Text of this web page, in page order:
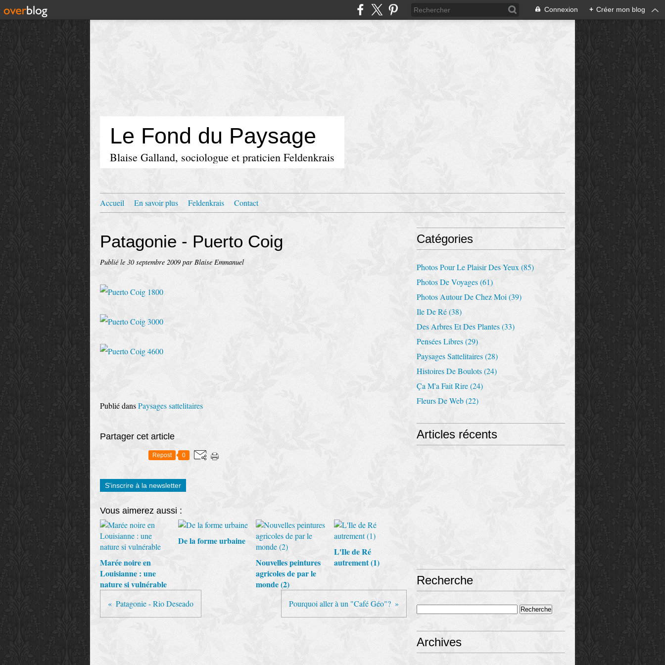
Connexion + Créer mon blog
Le Fond du Paysage
Blaise Galland, sociologue et praticien Feldenkrais
Accueil En savoir plus Feldenkrais Contact
Patagonie - Puerto Coig
Publié le 30 septembre 2009 par Blaise Emmanuel
Publié dansPaysages sattelitaires
Partager cet article
Repost 0
S'inscrire à la newsletter
Vous aimerez aussi :
Marée noire en
Louisianne : une
nature si vulnérable
De la forme urbaine
Nouvelles peintures
agricoles de par le
monde (2)
L'Ile de Ré
autrement (1)
Patagonie - Rio Deseado Pourquoi aller à un "Café Géo"?
Catégories
Photos Pour Le Plaisir Des Yeux (85)
Photos De Voyages(61)
Photos Autour De Chez Moi (39)
Ile De Ré(38)
Des Arbres Et Des Plantes(33)
Pensées Libres(29)
Paysages Sattelitaires(28)
Histoires De Boulots(24)
Ça M'a Fait Rire(24)
Fleurs De Web(22)
Articles récents
Recherche
Archives